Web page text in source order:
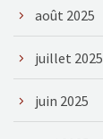
août 2025
juillet 2025
juin 2025